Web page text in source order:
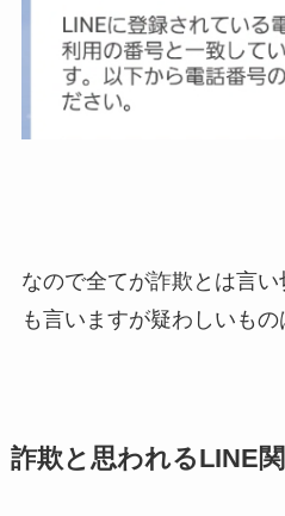
なので全てが詐欺とは言い
も言いますが疑わしいもの
詐欺と思われるLINE